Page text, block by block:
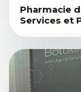
Pharmacie
Services et